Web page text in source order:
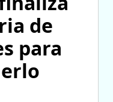
de
para